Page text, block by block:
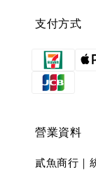
支付方式
營業資料
貳魚商行｜